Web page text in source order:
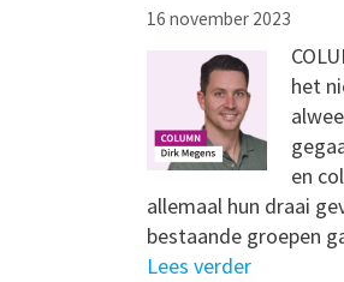
16 november 2023
het
en
allemaal hun draai
bestaande groepen
Lees verder